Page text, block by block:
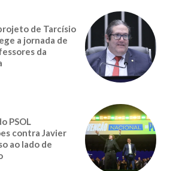
de Tarcísio
a jornada de
da
PSOL
contra Javier
ao lado de